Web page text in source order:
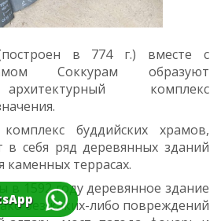
в 774 г.) вместе с
Соккурам образуют
комплекс
буддийских храмов,
в себя ряд деревянных зданий
террасах.
в 1592 году деревянное здание
без каких-либо повреждений